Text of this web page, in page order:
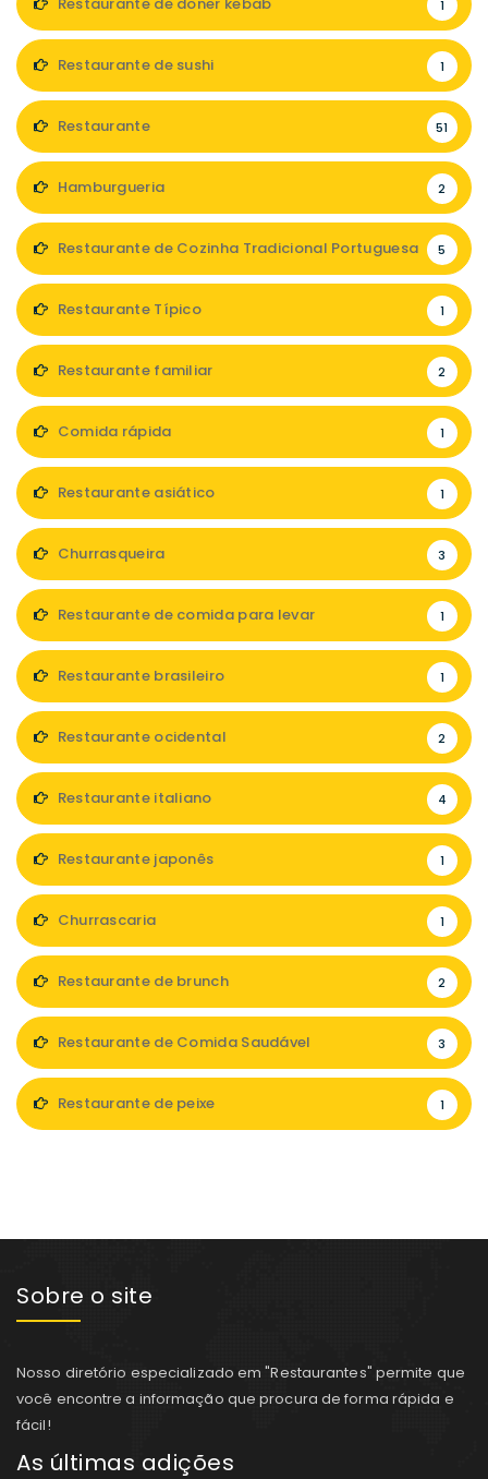
1
Restaurante de sushi 1
Restaurante 51
Hamburgueria 2
Restaurante de Cozinha Tradicional Portuguesa 5
Restaurante Típico 1
Restaurante familiar 2
Comida rápida 1
Restaurante asiático 1
Churrasqueira 3
Restaurante de comida para levar 1
Restaurante brasileiro 1
Restaurante ocidental 2
Restaurante italiano 4
Restaurante japonês 1
Churrascaria 1
Restaurante de brunch 2
Restaurante de Comida Saudável 3
Restaurante de peixe 1
Sobre o site
Nosso diretório especializado em "Restaurantes" permite que
você encontre a informação que procura de forma rápida e
fácil!
As últimas adições